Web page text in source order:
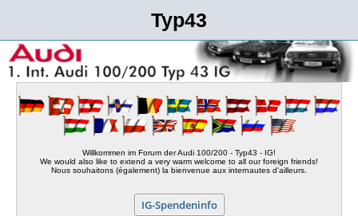
Typ43
Willkommen im Forum der Audi 100/200 - Typ43 - IG!
We would also like to extend a very warm welcome to all our foreign friends!
Nous souhaitons (également) la bienvenue aux internautes d'ailleurs.
IG-Spendeninfo